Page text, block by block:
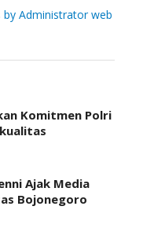
by Administrator web
Komitmen Polri
Ajak Media
Bojonegoro